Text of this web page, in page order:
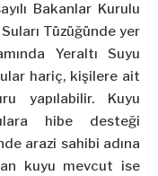
Bakanlar Kurulu
Tüzüğünde yer
Yeraltı Suyu
hariç, kişilere ait
yapılabilir. Kuyu
hibe desteği
arazi sahibi adına
kuyu mevcut ise